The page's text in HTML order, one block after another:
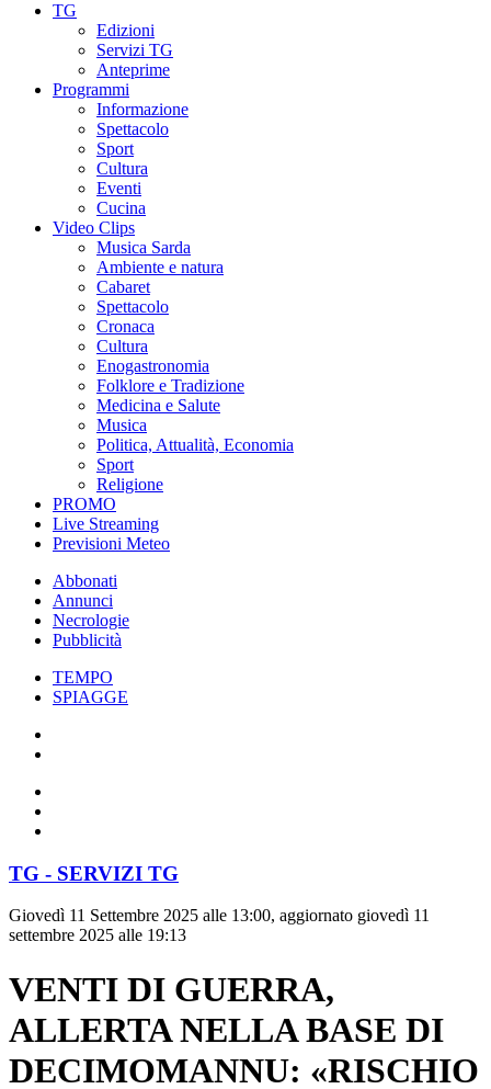
TG
Edizioni
Servizi TG
Anteprime
Programmi
Informazione
Spettacolo
Sport
Cultura
Eventi
Cucina
Video Clips
Musica Sarda
Ambiente e natura
Cabaret
Spettacolo
Cronaca
Cultura
Enogastronomia
Folklore e Tradizione
Medicina e Salute
Musica
Politica, Attualità, Economia
Sport
Religione
PROMO
Live Streaming
Previsioni Meteo
Abbonati
Annunci
Necrologie
Pubblicità
TEMPO
SPIAGGE
TG - SERVIZI TG
Giovedì 11 Settembre 2025 alle 13:00, aggiornato giovedì 11
settembre 2025 alle 19:13
VENTI DI GUERRA,
ALLERTA NELLA BASE DI
DECIMOMANNU: «RISCHIO